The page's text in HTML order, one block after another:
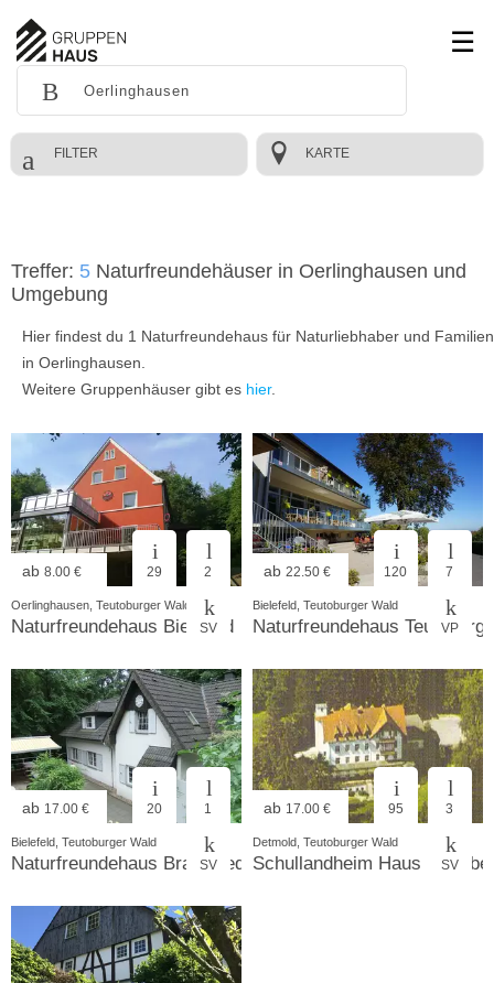
FILTER KARTE
Treffer: 5 Naturfreundehäuser in Oerlinghausen und
Umgebung
Hier findest du 1 Naturfreundehaus für Naturliebhaber und Familien
in Oerlinghausen.
Weitere Gruppenhäuser gibt es hier.
ab 8.00 € 29 2
SV
Oerlinghausen, Teutoburger Wald
Naturfreundehaus Bielefeld
ab 22.50 € 120 7
VP
Bielefeld, Teutoburger Wald
Naturfreundehaus Teutoburg
ab 17.00 € 20 1
SV
Bielefeld, Teutoburger Wald
Naturfreundehaus Brackwede
ab 17.00 € 95 3
SV
Detmold, Teutoburger Wald
Schullandheim Haus